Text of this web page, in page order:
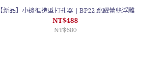
【新品】小邊框造型打孔器 | BP22 跳躍蕾絲浮雕
NT$488
NT$680